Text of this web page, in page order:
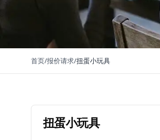
首页/报价请求/扭蛋小玩具
扭蛋小玩具